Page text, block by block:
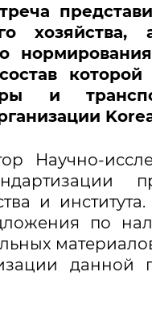
хозяйства,
и
Научно-
и
по